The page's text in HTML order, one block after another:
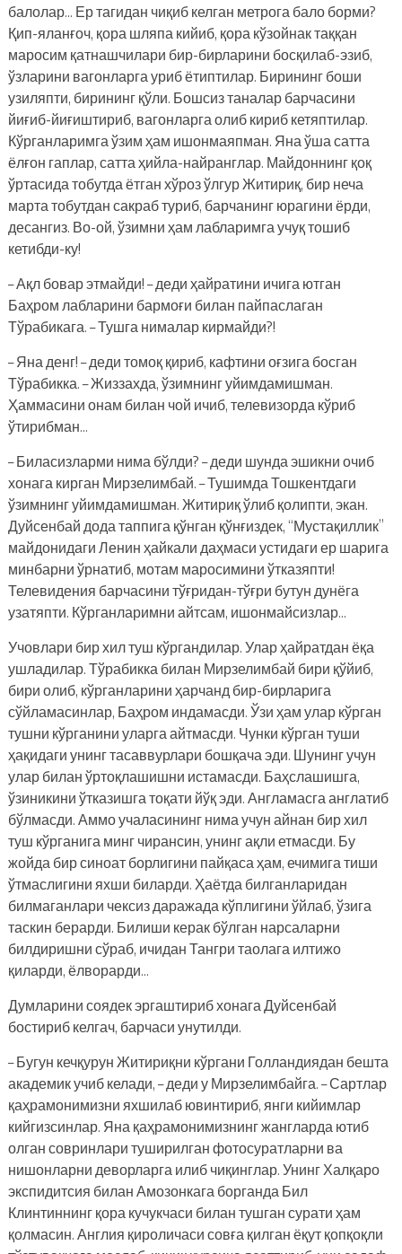
балолар… Ер тагидан чиқиб келган метрога бало борми?
Қип-яланғоч, қора шляпа кийиб, қора кўзойнак таққан
маросим қатнашчилари бир-бирларини босқилаб-эзиб,
ўзларини вагонларга уриб ётиптилар. Бирининг боши
узиляпти, бирининг қўли. Бошсиз таналар барчасини
йиғиб-йиғиштириб, вагонларга олиб кириб кетяптилар.
Кўрганларимга ўзим ҳам ишонмаяпман. Яна ўша сатта
ёлғон гаплар, сатта ҳийла-найранглар. Майдоннинг қоқ
ўртасида тобутда ётган хўроз ўлгур Житириқ, бир неча
марта тобутдан сакраб туриб, барчанинг юрагини ёрди,
десангиз. Во-ой, ўзимни ҳам лабларимга учуқ тошиб
кетибди-ку!
– Ақл бовар этмайди! – деди ҳайратини ичига ютган
Баҳром лабларини бармоғи билан пайпаслаган
Тўрабикага. – Тушга нималар кирмайди?!
– Яна денг! – деди томоқ қириб, кафтини оғзига босган
Тўрабикка. – Жиззахда, ўзимнинг уйимдамишман.
Ҳаммасини онам билан чой ичиб, телевизорда кўриб
ўтирибман…
– Биласизларми нима бўлди? – деди шунда эшикни очиб
хонага кирган Мирзелимбай. – Тушимда Тошкентдаги
ўзимнинг уйимдамишман. Житириқ ўлиб қолипти, экан.
Дуйсенбай дода таппига қўнган қўнғиздек, “Мустақиллик”
майдонидаги Ленин ҳайкали даҳмаси устидаги ер шарига
минбарни ўрнатиб, мотам маросимини ўтказяпти!
Телевидения барчасини тўғридан-тўғри бутун дунёга
узатяпти. Кўрганларимни айтсам, ишонмайсизлар…
Учовлари бир хил туш кўргандилар. Улар ҳайратдан ёқа
ушладилар. Тўрабикка билан Мирзелимбай бири қўйиб,
бири олиб, кўрганларини ҳарчанд бир-бирларига
сўйламасинлар, Баҳром индамасди. Ўзи ҳам улар кўрган
тушни кўрганини уларга айтмасди. Чунки кўрган туши
ҳақидаги унинг тасаввурлари бошқача эди. Шунинг учун
улар билан ўртоқлашишни истамасди. Баҳслашишга,
ўзиникини ўтказишга тоқати йўқ эди. Англамасга англатиб
бўлмасди. Аммо учаласининг нима учун айнан бир хил
туш кўрганига минг чирансин, унинг ақли етмасди. Бу
жойда бир синоат борлигини пайқаса ҳам, ечимига тиши
ўтмаслигини яхши биларди. Ҳаётда билганларидан
билмаганлари чексиз даражада кўплигини ўйлаб, ўзига
таскин берарди. Билиши керак бўлган нарсаларни
билдиришни сўраб, ичидан Тангри таолага илтижо
қиларди, ёлворарди…
Думларини соядек эргаштириб хонага Дуйсенбай
бостириб келгач, барчаси унутилди.
– Бугун кечқурун Житириқни кўргани Голландиядан бешта
академик учиб келади, – деди у Мирзелимбайга. – Сартлар
қаҳрамонимизни яхшилаб ювинтириб, янги кийимлар
кийгизсинлар. Яна қаҳрамонимизнинг жангларда ютиб
олган совринлари туширилган фотосуратларни ва
нишонларни деворларга илиб чиқинглар. Унинг Халқаро
экспидитсия билан Амозонкага борганда Бил
Клинтиннинг қора кучукчаси билан тушган сурати ҳам
қолмасин. Англия қироличаси совға қилган ёқут қопқоқли